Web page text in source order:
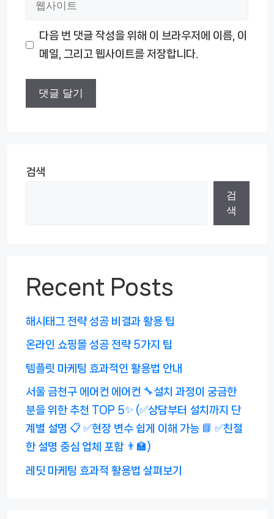
다음 번 댓글 작성을 위해 이 브라우저에 이름, 이
메일, 그리고 웹사이트를 저장합니다.
검색
검
색
Recent Posts
해시태그 전략 성공 비결과 활용 팁
온라인 쇼핑몰 성공 전략 5가지 팁
템플릿 마케팅 효과적인 활용법 안내
서울 금천구 에어컨 에어컨 🔧설치 과정이 궁금한
분을 위한 추천 TOP 5✨ (✅상담부터 설치까지 단
계별 설명 📋 ✅현장 변수 쉽게 이해 가능 📘 ✅친절
한 설명 중심 업체 포함 👨‍🏫)
레딧 마케팅 효과적 활용법 살펴보기